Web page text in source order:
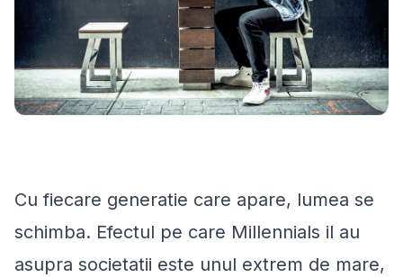
Cu fiecare generatie care apare, lumea se
schimba. Efectul pe care Millennials il au
asupra societatii este unul extrem de mare,